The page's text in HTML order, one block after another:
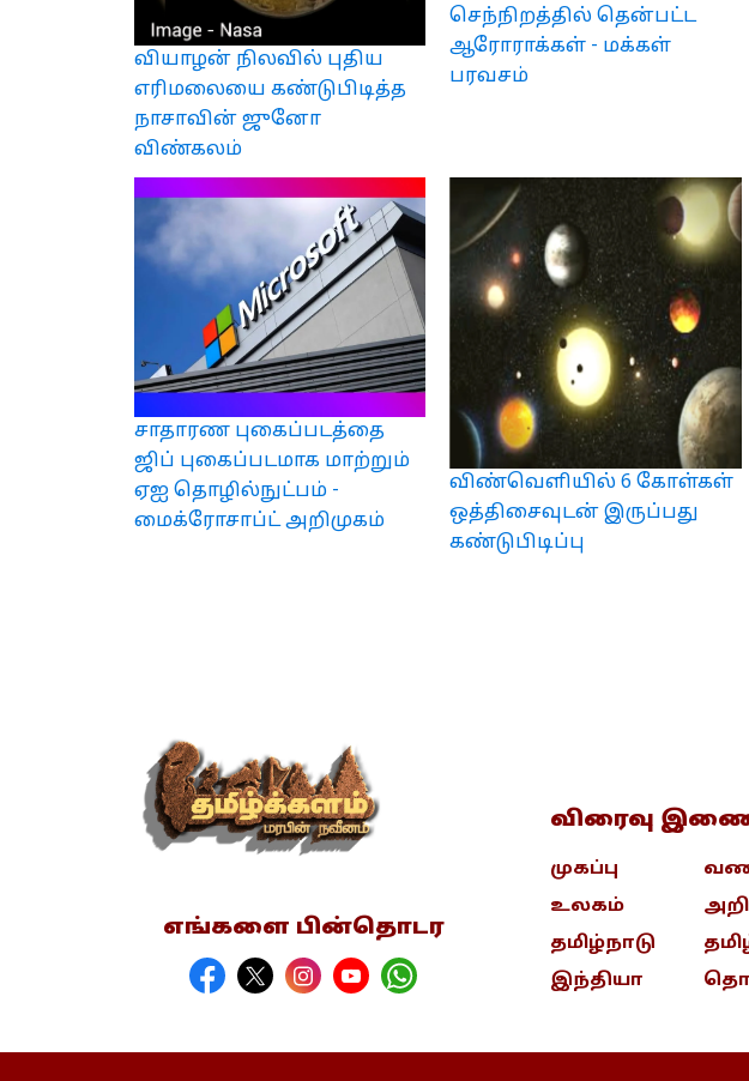
வியாழன் நிலவில் புதிய
எரிமலையை கண்டுபிடித்த
நாசாவின் ஜுனோ
விண்கலம்
செந்நிறத்தில் தென்பட்ட
ஆரோராக்கள் - மக்கள்
பரவசம்
சாதாரண புகைப்படத்தை
ஜிப் புகைப்படமாக மாற்றும்
ஏஐ தொழில்நுட்பம் -
மைக்ரோசாப்ட் அறிமுகம்
விண்வெளியில் 6 கோள்கள்
ஒத்திசைவுடன் இருப்பது
கண்டுபிடிப்பு
எங்களை பின்தொடர
விரைவு
முகப்பு
உலகம்
தமிழ்நாடு
இந்தியா